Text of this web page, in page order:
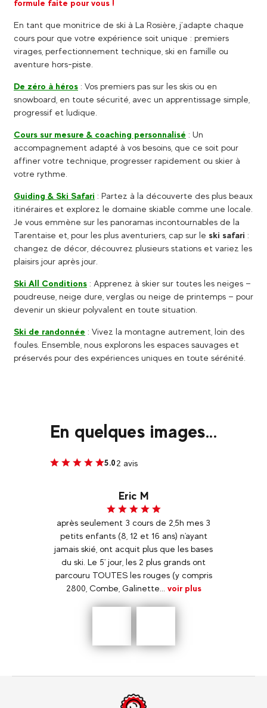
formule faite pour vous !
En tant que monitrice de ski à La Rosière, j’adapte chaque
cours pour que votre expérience soit unique : premiers
virages, perfectionnement technique, ski en famille ou
aventure hors-piste.
De zéro à héros : Vos premiers pas sur les skis ou en
snowboard, en toute sécurité, avec un apprentissage simple,
progressif et ludique.
Cours sur mesure & coaching personnalisé : Un
accompagnement adapté à vos besoins, que ce soit pour
affiner votre technique, progresser rapidement ou skier à
votre rythme.
Guiding & Ski Safari : Partez à la découverte des plus beaux
itinéraires et explorez le domaine skiable comme une locale.
Je vous emmène sur les panoramas incontournables de la
Tarentaise et, pour les plus aventuriers, cap sur le ski safari :
changez de décor, découvrez plusieurs stations et variez les
plaisirs jour après jour.
Ski All Conditions : Apprenez à skier sur toutes les neiges —
poudreuse, neige dure, verglas ou neige de printemps — pour
devenir un skieur polyvalent en toute situation.
Ski de randonnée : Vivez la montagne autrement, loin des
foules. Ensemble, nous explorons les espaces sauvages et
préservés pour des expériences uniques en toute sérénité.
En quelques images...
5.02 avis
Eric M
après seulement 3 cours de 2,5h mes 3
petits enfants (8, 12 et 16 ans) n'ayant
jamais skié, ont acquit plus que les bases
du ski. Le 5' jour, les 2 plus grands ont
parcouru TOUTES les rouges (y compris
2800, Combe, Galinette... voir plus
plus